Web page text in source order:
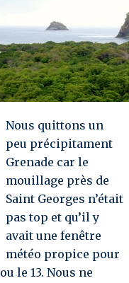
Nous quittons un
peu précipitament
Grenade car le
mouillage près de
Saint Georges n’était
pas top et qu’il y
avait une fenêtre
météo propice pour
le 13. Nous ne